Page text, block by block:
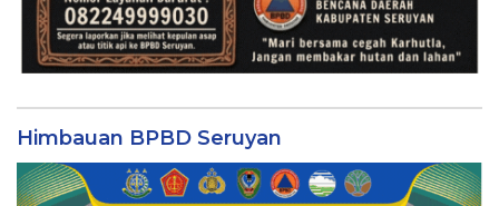
Himbauan BPBD Seruyan